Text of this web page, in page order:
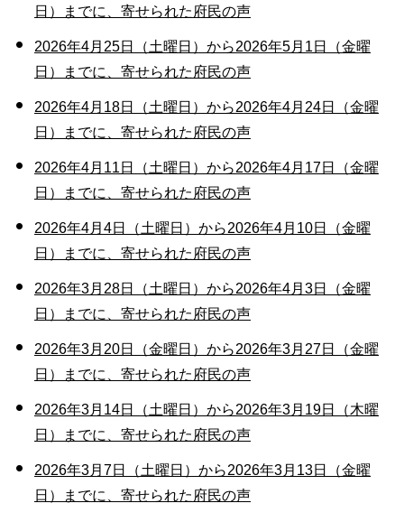
日）までに、寄せられた府民の声
2026年4月25日（土曜日）から2026年5月1日（金曜
日）までに、寄せられた府民の声
2026年4月18日（土曜日）から2026年4月24日（金曜
日）までに、寄せられた府民の声
2026年4月11日（土曜日）から2026年4月17日（金曜
日）までに、寄せられた府民の声
2026年4月4日（土曜日）から2026年4月10日（金曜
日）までに、寄せられた府民の声
2026年3月28日（土曜日）から2026年4月3日（金曜
日）までに、寄せられた府民の声
2026年3月20日（金曜日）から2026年3月27日（金曜
日）までに、寄せられた府民の声
2026年3月14日（土曜日）から2026年3月19日（木曜
日）までに、寄せられた府民の声
2026年3月7日（土曜日）から2026年3月13日（金曜
日）までに、寄せられた府民の声